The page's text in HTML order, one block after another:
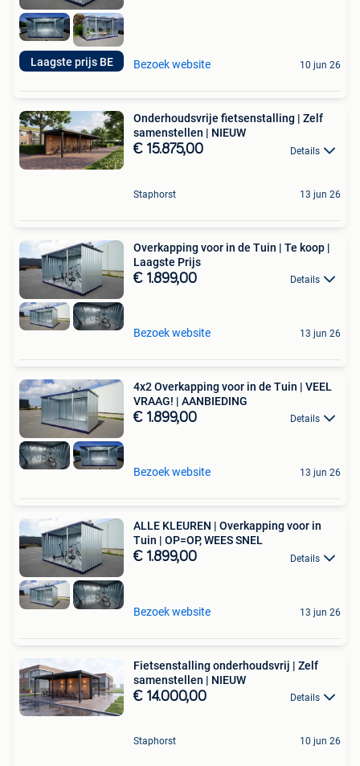
Laagste prijs BE Bezoek website 10 jun 26
Onderhoudsvrije fietsenstalling | Zelf
samenstellen | NIEUW
€ 15.875,00 Details
Staphorst 13 jun 26
Overkapping voor in de Tuin | Te koop |
Laagste Prijs
€ 1.899,00 Details
Bezoek website 13 jun 26
4x2 Overkapping voor in de Tuin | VEEL
VRAAG! | AANBIEDING
€ 1.899,00 Details
Bezoek website 13 jun 26
ALLE KLEUREN | Overkapping voor in
Tuin | OP=OP, WEES SNEL
€ 1.899,00 Details
Bezoek website 13 jun 26
Fietsenstalling onderhoudsvrij | Zelf
samenstellen | NIEUW
€ 14.000,00 Details
Staphorst 10 jun 26